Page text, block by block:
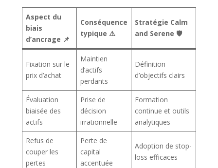
Aspect du
biais
d’ancrage 📌
Conséquence
typique ⚠️
Stratégie Calm
and Serene 🛡️
Fixation sur le
prix d’achat
Maintien
d’actifs
perdants
Définition
d’objectifs clairs
Évaluation
biaisée des
actifs
Prise de
décision
irrationnelle
Formation
continue et outils
analytiques
Refus de
couper les
pertes
Perte de
capital
accentuée
Adoption de stop-
loss efficaces